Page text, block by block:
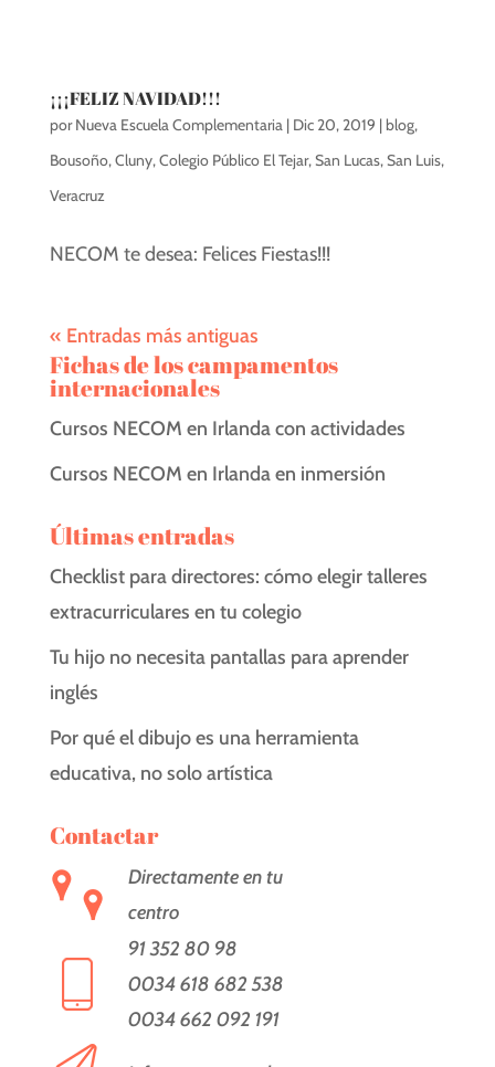
¡¡¡FELIZ NAVIDAD!!!
porNueva Escuela Complementaria| Dic 20, 2019 | blog,
Bousoño,Cluny,Colegio Público El Tejar,San Lucas,San Luis,
Veracruz
NECOM te desea: Felices Fiestas!!!
« Entradas más antiguas
Fichas de los campamentos
internacionales
Cursos NECOM en Irlanda con actividades
Cursos NECOM en Irlanda en inmersión
Últimas entradas
Checklist para directores: cómo elegir talleres
extracurriculares en tu colegio
Tu hijo no necesita pantallas para aprender
inglés
Por qué el dibujo es una herramienta
educativa, no solo artística
Contactar
Directamente en tu
centro
91 352 80 98
0034 618 682 538
0034 662 092 191